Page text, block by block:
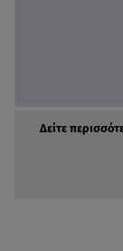
Δείτε